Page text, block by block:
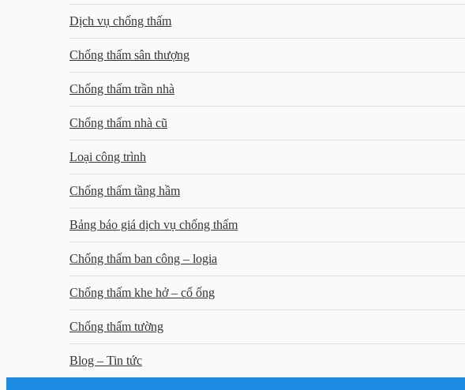
Dịch vụ chống thấm
Chống thấm sân thượng
Chống thấm trần nhà
Chống thấm nhà cũ
Loại công trình
Chống thấm tầng hầm
Bảng báo giá dịch vụ chống thấm
Chống thấm ban công – logia
Chống thấm khe hở – cổ ống
Chống thấm tường
Blog – Tin tức